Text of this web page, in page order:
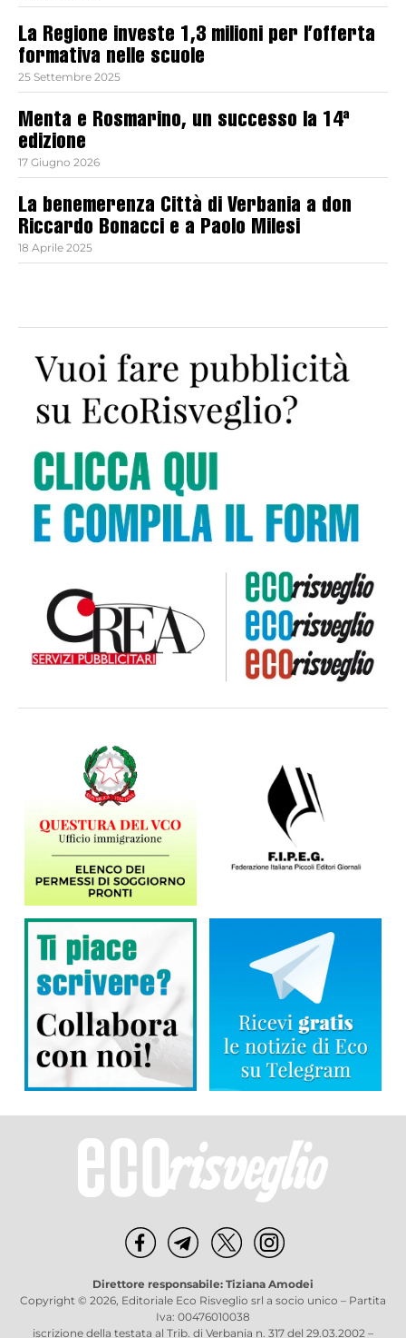
La Regione investe 1,3 milioni per l’offerta
formativa nelle scuole
25 Settembre 2025
Menta e Rosmarino, un successo la 14ª
edizione
17 Giugno 2026
La benemerenza Città di Verbania a don
Riccardo Bonacci e a Paolo Milesi
18 Aprile 2025
Direttore responsabile: Tiziana Amodei
Copyright © 2026, Editoriale Eco Risveglio srl a socio unico – Partita
Iva: 00476010038
iscrizione della testata al Trib. di Verbania n. 317 del 29.03.2002 –